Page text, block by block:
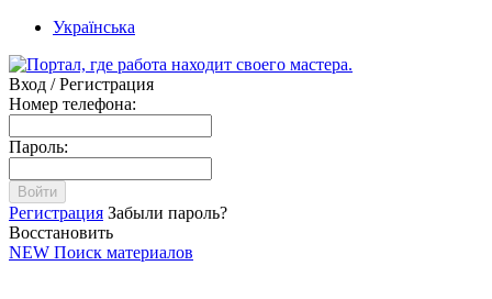
Українська
Вход / Регистрация
Номер телефона:
Пароль:
Войти
Регистрация Забыли пароль?
Восстановить
NEW Поиск материалов